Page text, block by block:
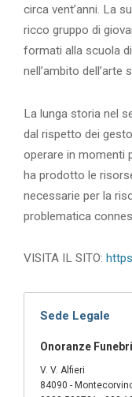
circa vent’anni. La
ricco gruppo di
formati alla scuola
nell’ambito dell’arte
La lunga storia nel
dal rispetto dei
operare in momenti
ha prodotto le
necessarie per la
problematica
VISITA IL SITO:
Sede Legale
Onoranze
V. V. Alfieri
84090 -